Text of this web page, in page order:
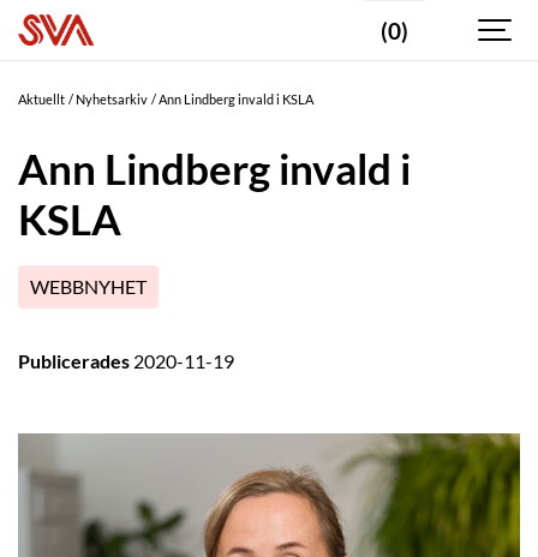
(0)
Aktuellt Nyhetsarkiv Ann Lindberg invald i KSLA
Ann Lindberg invald i
KSLA
WEBBNYHET
Publicerades 2020-11-19